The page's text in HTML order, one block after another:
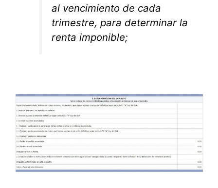
al vencimiento de cada
trimestre, para determinar la
renta imponible;